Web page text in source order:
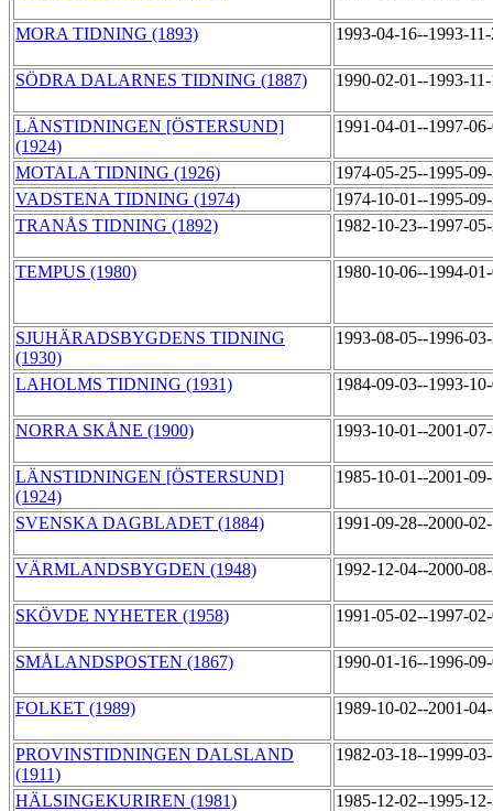
MORA TIDNING (1893) 1993-04-16--1993-
SÖDRA DALARNES TIDNING (1887) 1990-02-01--1993-
LÄNSTIDNINGEN [ÖSTERSUND]
(1924)
1991-04-01--1997-
MOTALA TIDNING (1926)
1974-05-25--1995-
VADSTENA TIDNING (1974)
1974-10-01--1995-
TRANÅS TIDNING (1892)
1982-10-23--1997-
TEMPUS (1980) 1980-10-06--1994-
SJUHÄRADSBYGDENS TIDNING
(1930)
1993-08-05--1996-
LAHOLMS TIDNING (1931) 1984-09-03--1993-
NORRA SKÅNE (1900) 1993-10-01--2001-
LÄNSTIDNINGEN [ÖSTERSUND]
(1924)
1985-10-01--2001-
SVENSKA DAGBLADET (1884) 1991-09-28--2000-
VÄRMLANDSBYGDEN (1948) 1992-12-04--2000-
SKÖVDE NYHETER (1958) 1991-05-02--1997-
SMÅLANDSPOSTEN (1867) 1990-01-16--1996-
FOLKET (1989) 1989-10-02--2001-
PROVINSTIDNINGEN DALSLAND
(1911)
1982-03-18--1999-
HÄLSINGEKURIREN (1981) 1985-12-02--1995-